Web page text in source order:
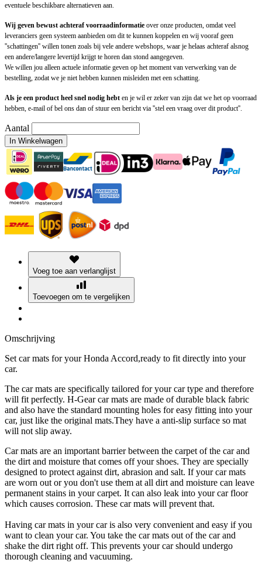
eventuele beschikbare alternatieven aan.
Wij geven bewust achteraf voorraadinformatie over onze producten, omdat veel
leveranciers geen systeem aanbieden om dit te kunnen koppelen en wij vooraf geen
''schattingen'' willen tonen zoals bij vele andere webshops, waar je helaas achteraf alsnog
een andere/langere levertijd krijgt te horen dan stond aangegeven.
We willen jou alleen actuele informatie geven op het moment van verwerking van de
bestelling, zodat we je niet hebben kunnen misleiden met een schatting.
Als je een product heel snel nodig hebt en je wil er zeker van zijn dat we het op voorraad
hebben, e-mail of bel ons dan of stuur een bericht via ''stel een vraag over dit product''.
Aantal
In Winkelwagen
Voeg toe aan verlanglijst
Toevoegen om te vergelijken
Omschrijving
Set car mats for your Honda Accord,ready to fit directly into your
car.
The car mats are specifically tailored for your car type and therefore
will fit perfectly. H-Gear car mats are made of durable black fabric
and also have the standard mounting holes for easy fitting into your
car, just like the original mats.They have a anti-slip surface so mat
will not slip away.
Car mats are an important barrier between the carpet of the car and
the dirt and moisture that comes off your shoes. They are specially
designed to protect against dirt, abrasion and salt. If your car mats
are worn out or you don't use them at all dirt and moisture can leave
permanent stains in your carpet. It can also leak into your car floor
which causes corrosion. These car mats will prevent that.
Having car mats in your car is also very convenient and easy if you
want to clean your car. You take the car mats out of the car and
shake the dirt right off. This prevents your car should undergo
thorough cleaning and vacuuming.